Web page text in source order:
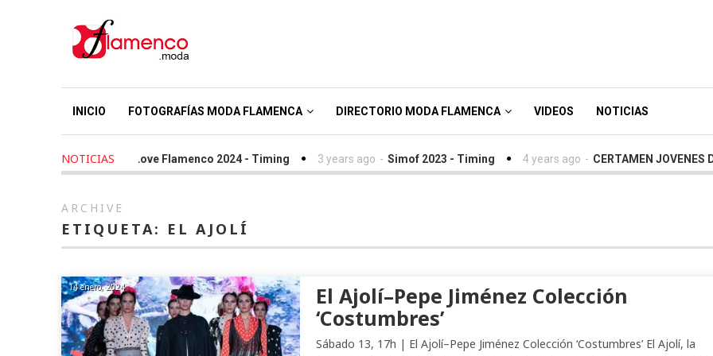
INICIO FOTOGRAFÍAS MODA FLAMENCA DIRECTORIO MODA FLAMENCA VIDEOS NOTICIAS
NOTICIAS
2 years ago - We Love Flamenco 2024 - Timing 3 years ago - Simof 2023 - Timing 4 years ago - CERTAMEN JOVENES
ARCHIVE
ETIQUETA: EL AJOLÍ
14 enero, 2024
El Ajolí–Pepe Jiménez Colección
‘Costumbres’
Sábado 13, 17h | El Ajolí–Pepe Jiménez Colección ‘Costumbres’ El Ajolí, la